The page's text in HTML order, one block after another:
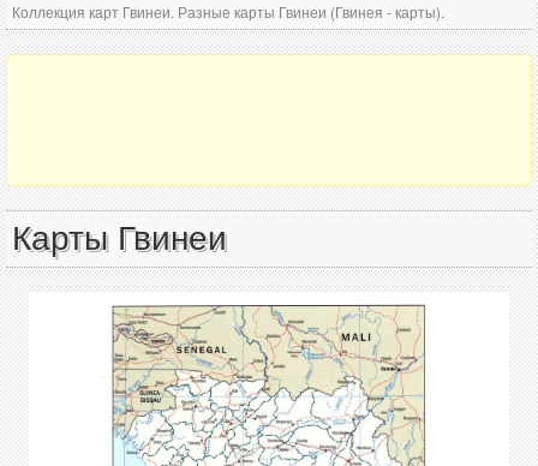
Коллекция карт Гвинеи. Разные карты Гвинеи (Гвинея - карты).
Карты Гвинеи